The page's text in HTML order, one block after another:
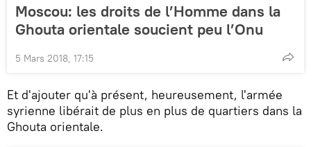
Moscou: les droits de l’Homme dans la
Ghouta orientale soucient peu l’Onu
5 Mars 2018, 17:15
Et d'ajouter qu'à présent, heureusement, l'armée
syrienne libérait de plus en plus de quartiers dans la
Ghouta orientale.